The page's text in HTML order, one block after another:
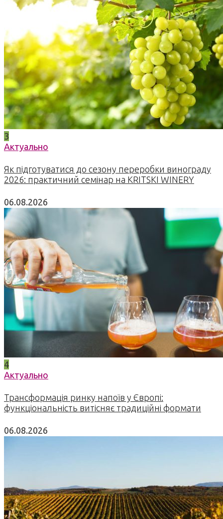
3
Актуально
Як підготуватися до сезону переробки винограду
2026: практичний семінар на KRITSKI WINERY
06.08.2026
4
Актуально
Трансформація ринку напоїв у Європі:
функціональність витісняє традиційні формати
06.08.2026